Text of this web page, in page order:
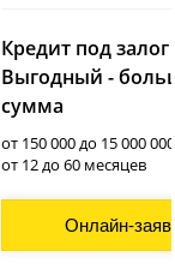
Кредит под залог
Выгодный -
сумма
от 150 000 до 15 000
от 12 до 60 месяцев
Онлайн-